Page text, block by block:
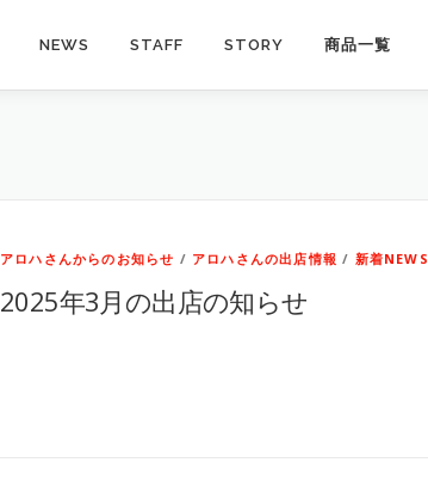
NEWS STAFF STORY 商品一覧
アロハさんからのお知らせ / アロハさんの出店情報 / 新着NEWS
2025年3月の出店の知らせ